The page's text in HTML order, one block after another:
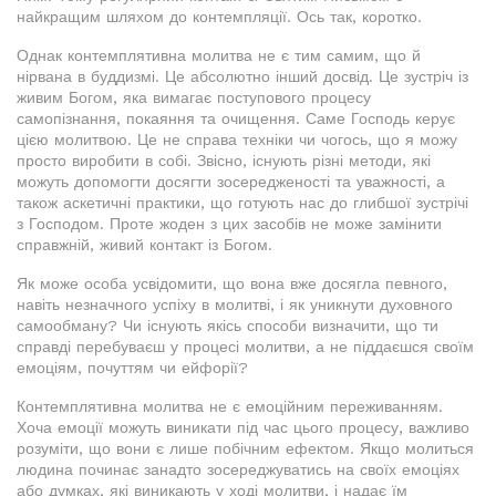
найкращим шляхом до контемпляції. Ось так, коротко.
Однак контемплятивна молитва не є тим самим, що й
нірвана в буддизмі. Це абсолютно інший досвід. Це зустріч із
живим Богом, яка вимагає поступового процесу
самопізнання, покаяння та очищення. Саме Господь керує
цією молитвою. Це не справа техніки чи чогось, що я можу
просто виробити в собі. Звісно, існують різні методи, які
можуть допомогти досягти зосередженості та уважності, а
також аскетичні практики, що готують нас до глибшої зустрічі
з Господом. Проте жоден з цих засобів не може замінити
справжній, живий контакт із Богом.
Як може особа усвідомити, що вона вже досягла певного,
навіть незначного успіху в молитві, і як уникнути духовного
самообману? Чи існують якісь способи визначити, що ти
справді перебуваєш у процесі молитви, а не піддаєшся своїм
емоціям, почуттям чи ейфорії?
Контемплятивна молитва не є емоційним переживанням.
Хоча емоції можуть виникати під час цього процесу, важливо
розуміти, що вони є лише побічним ефектом. Якщо молиться
людина починає занадто зосереджуватись на своїх емоціях
або думках, які виникають у ході молитви, і надає їм